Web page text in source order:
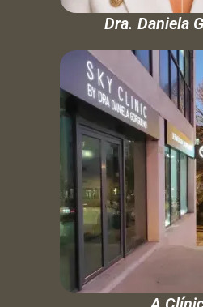
Dra. Daniela